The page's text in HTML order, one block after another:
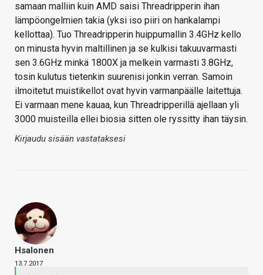
samaan malliin kuin AMD saisi Threadripperin ihan
lämpöongelmien takia (yksi iso piiri on hankalampi
kellottaa). Tuo Threadripperin huippumallin 3.4GHz kello
on minusta hyvin maltillinen ja se kulkisi takuuvarmasti
sen 3.6GHz minkä 1800X ja melkein varmasti 3.8GHz,
tosin kulutus tietenkin suurenisi jonkin verran. Samoin
ilmoitetut muistikellot ovat hyvin varmanpäälle laitettuja.
Ei varmaan mene kauaa, kun Threadripperillä ajellaan yli
3000 muisteilla ellei biosia sitten ole ryssitty ihan täysin.
Kirjaudu sisään vastataksesi
Hsalonen
13.7.2017